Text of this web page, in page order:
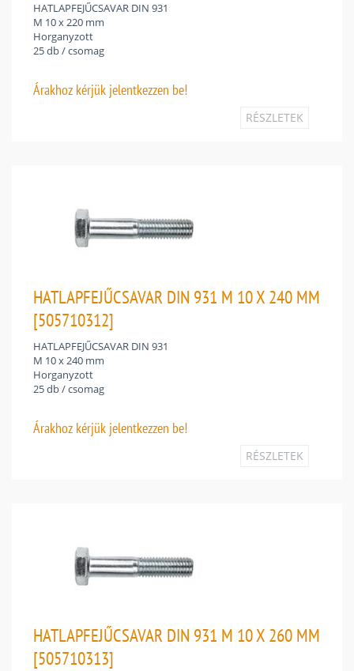
HATLAPFEJŰCSAVAR DIN 931
M 10 x 220 mm
Horganyzott
25 db / csomag
Árakhoz kérjük jelentkezzen be!
RÉSZLETEK
HATLAPFEJŰCSAVAR DIN 931 M 10 X 240 MM
[505710312]
HATLAPFEJŰCSAVAR DIN 931
M 10 x 240 mm
Horganyzott
25 db / csomag
Árakhoz kérjük jelentkezzen be!
RÉSZLETEK
HATLAPFEJŰCSAVAR DIN 931 M 10 X 260 MM
[505710313]